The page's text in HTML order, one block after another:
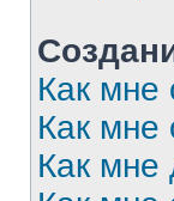
Как мне
Как мне
Как мне